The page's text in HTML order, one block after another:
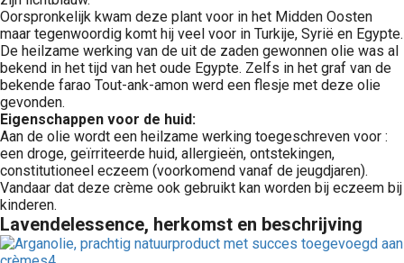
Oorspronkelijk kwam deze plant voor in het Midden Oosten
maar tegenwoordig komt hij veel voor in Turkije, Syrië en Egypte.
De heilzame werking van de uit de zaden gewonnen olie was al
bekend in het tijd van het oude Egypte. Zelfs in het graf van de
bekende farao Tout-ank-amon werd een flesje met deze olie
gevonden.
Eigenschappen voor de huid:
Aan de olie wordt een heilzame werking toegeschreven voor :
een droge, geïrriteerde huid, allergieën, ontstekingen,
constitutioneel eczeem (voorkomend vanaf de jeugdjaren).
Vandaar dat deze crème ook gebruikt kan worden bij eczeem bij
kinderen.
Lavendelessence, herkomst en beschrijving